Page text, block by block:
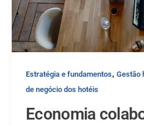
Estratégia e fundamentos, Gestão
de negócio dos hotéis
Economia